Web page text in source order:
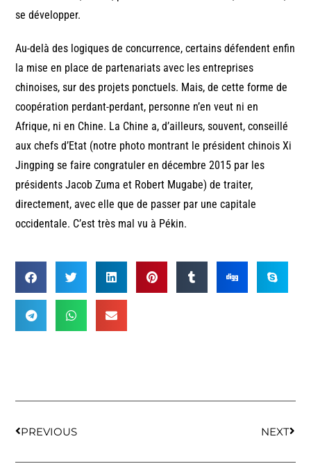
se développer.
Au-delà des logiques de concurrence, certains défendent enfin
la mise en place de partenariats avec les entreprises
chinoises, sur des projets ponctuels. Mais, de cette forme de
coopération perdant-perdant, personne n’en veut ni en
Afrique, ni en Chine. La Chine a, d’ailleurs, souvent, conseillé
aux chefs d’Etat (notre photo montrant le président chinois Xi
Jingping se faire congratuler en décembre 2015 par les
présidents Jacob Zuma et Robert Mugabe) de traiter,
directement, avec elle que de passer par une capitale
occidentale. C’est très mal vu à Pékin.
PREVIOUS NEXT